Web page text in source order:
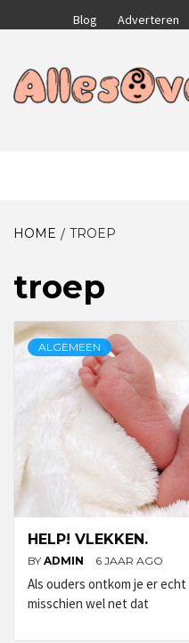
to
Blog Adverteren
HOME TROEP
troep
ALGEMEEN
HELP! VLEKKEN.
BY ADMIN 6 JAAR AGO
Als ouders ontkom je er
misschien wel net dat